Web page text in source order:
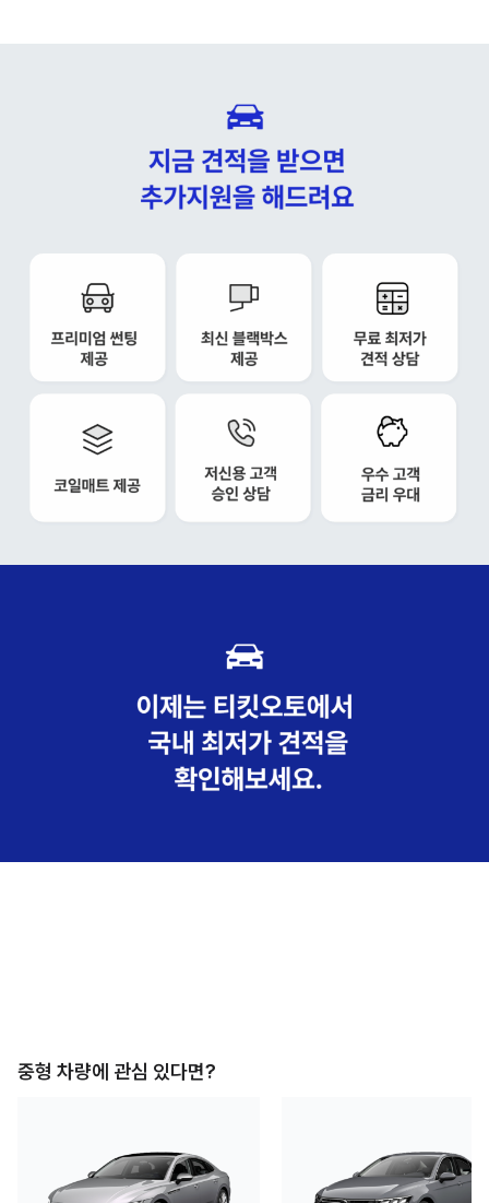
중형 차량에 관심 있다면?